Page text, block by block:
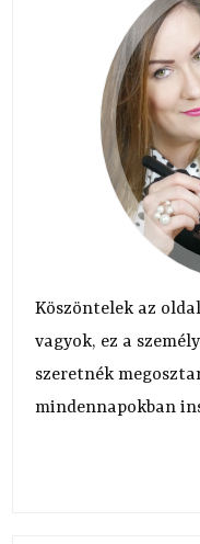
Köszöntelek az
vagyok, ez a
szeretnék
mindennapokban